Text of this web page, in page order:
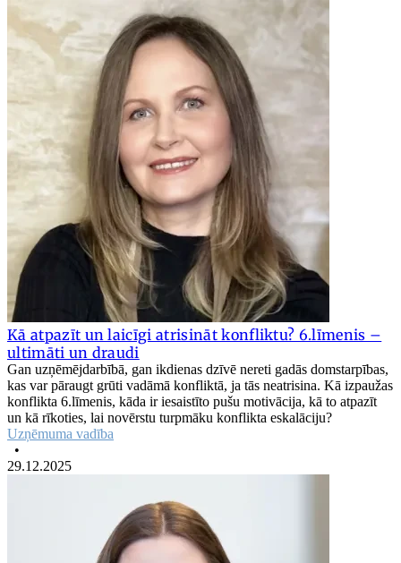
Kā atpazīt un laicīgi atrisināt konfliktu? 6.līmenis –
ultimāti un draudi
Gan uzņēmējdarbībā, gan ikdienas dzīvē nereti gadās domstarpības,
kas var pāraugt grūti vadāmā konfliktā, ja tās neatrisina. Kā izpaužas
konflikta 6.līmenis, kāda ir iesaistīto pušu motivācija, kā to atpazīt
un kā rīkoties, lai novērstu turpmāku konflikta eskalāciju?
Uzņēmuma vadība
•
29.12.2025